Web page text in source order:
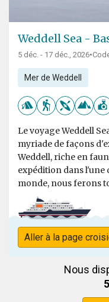
Weddell Sea -
5 déc. - 17 déc., 2026•
Mer de Weddell
Le voyage Weddell
myriade de façons
Weddell, riche en
expédition dans l'une
monde, nous ferons
Aller à la page
Nous